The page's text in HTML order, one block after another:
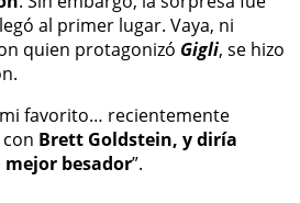
al primer lugar. Vaya, ni
quien protagonizó Gigli, se hizo
favorito… recientemente
Brett Goldstein, y diría
mejor besador”.